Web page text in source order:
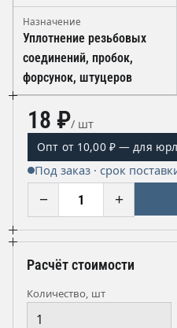
Назначение
Уплотнение резьбовых
соединений, пробок,
форсунок, штуцеров
18 ₽/ шт
Опт от 10,00 ₽ — для
Под заказ · срок
− +
Расчёт стоимости
Количество, шт